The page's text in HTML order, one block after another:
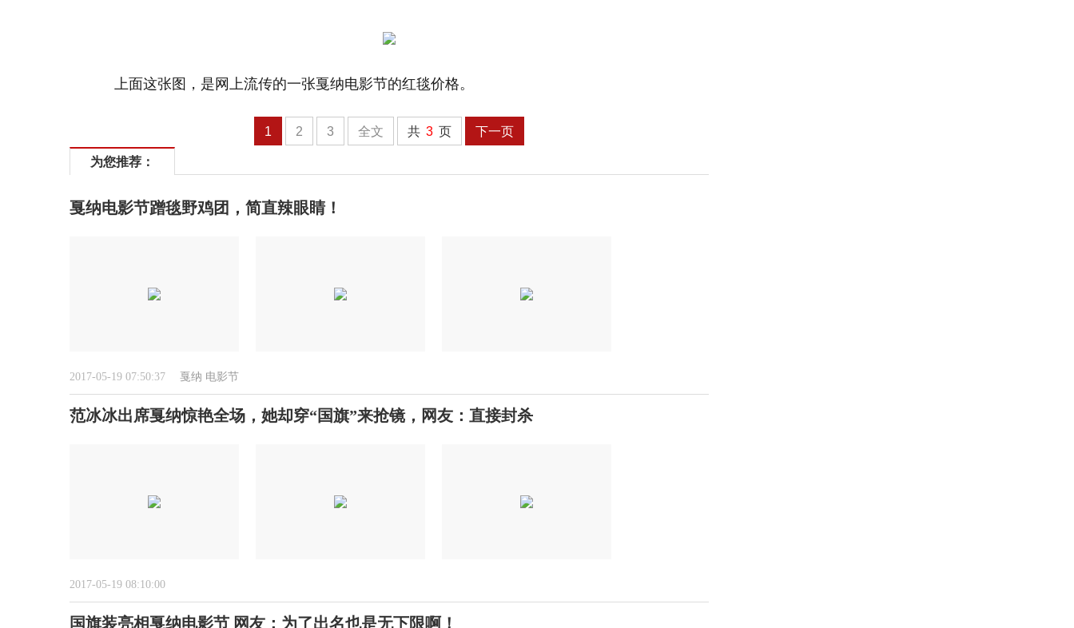
上面这张图，是网上流传的一张戛纳电影节的红毯价格。
1 2 3 全文 共 3 页 下一页
为您推荐：
戛纳电影节蹭毯野鸡团，简直辣眼睛！
2017-05-19 07:50:37 戛纳 电影节
范冰冰出席戛纳惊艳全场，她却穿“国旗”来抢镜，网友：直接封杀
2017-05-19 08:10:00
国旗装亮相戛纳电影节 网友：为了出名也是无下限啊！